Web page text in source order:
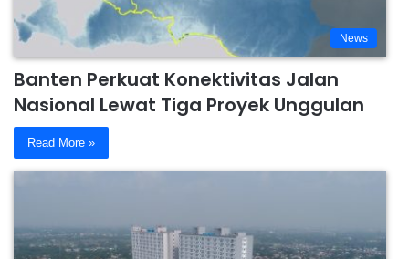
News
Banten Perkuat Konektivitas Jalan
Nasional Lewat Tiga Proyek Unggulan
Read More »